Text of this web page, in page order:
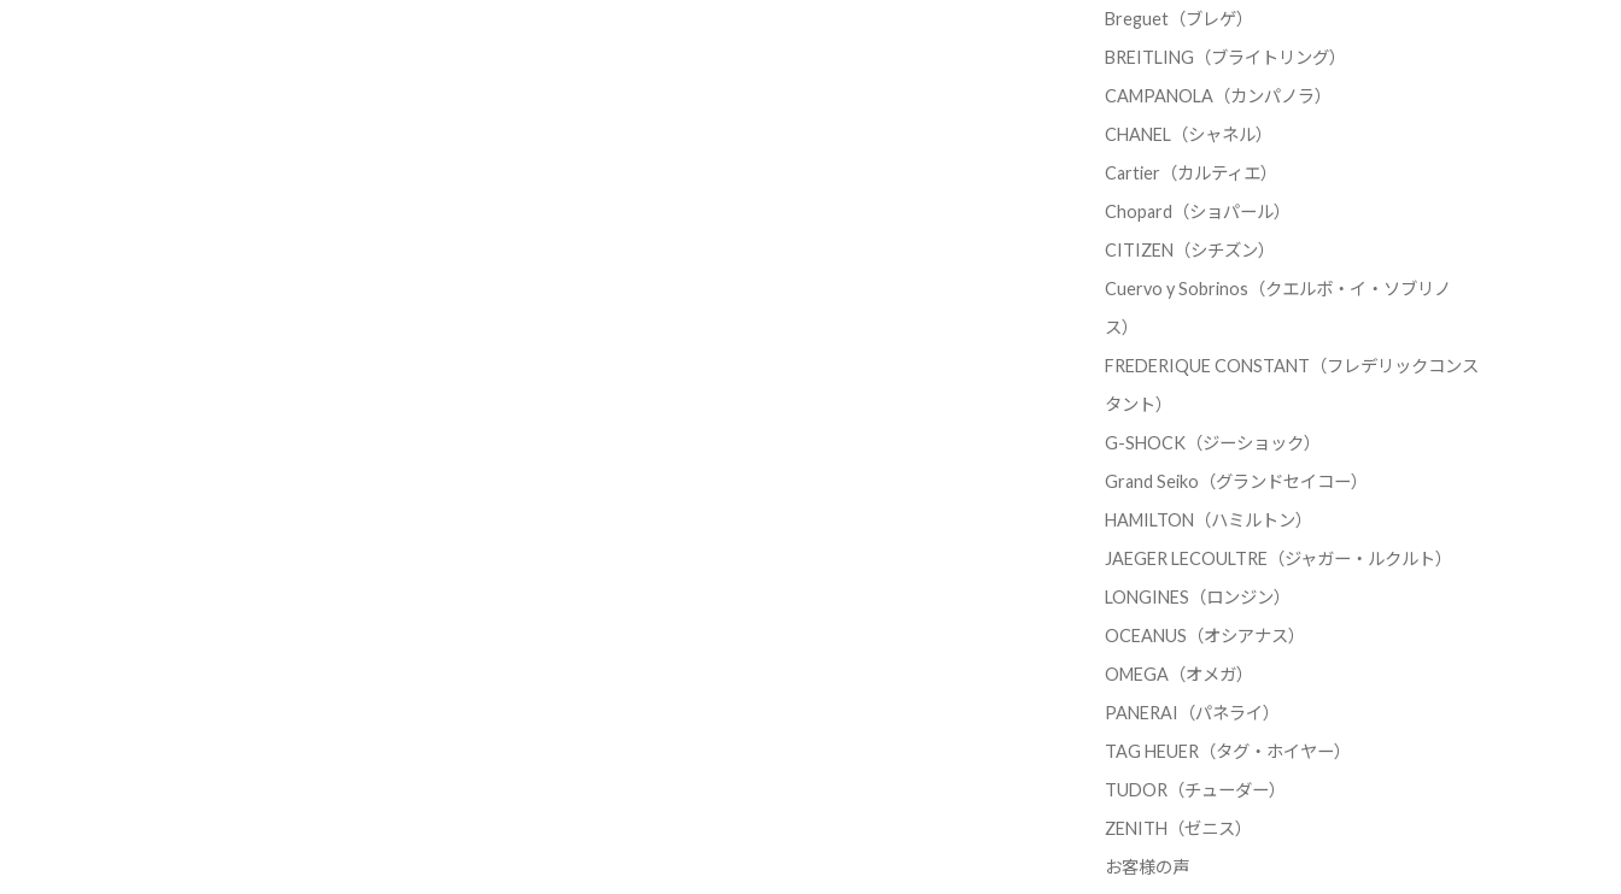
Breguet（ブレゲ）
BREITLING（ブライトリング）
CAMPANOLA（カンパノラ）
CHANEL（シャネル）
Cartier（カルティエ）
Chopard（ショパール）
CITIZEN（シチズン）
Cuervo y Sobrinos（クエルボ・イ・ソブリノ
ス）
FREDERIQUE CONSTANT（フレデリックコンス
タント）
G-SHOCK（ジーショック）
Grand Seiko（グランドセイコー）
HAMILTON（ハミルトン）
JAEGER LECOULTRE（ジャガー・ルクルト）
LONGINES（ロンジン）
OCEANUS（オシアナス）
OMEGA（オメガ）
PANERAI（パネライ）
TAG HEUER（タグ・ホイヤー）
TUDOR（チューダー）
ZENITH（ゼニス）
お客様の声